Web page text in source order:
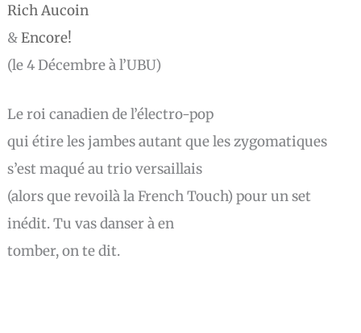
Rich Aucoin
&Encore!
(le 4 Décembre à l’UBU)
Le roi canadien de l’électro-pop
qui étire les jambes autant que les zygomatiques
s’est maqué au trio versaillais
(alors que revoilà la French Touch) pour un set
inédit. Tu vas danser à en
tomber, on te dit.